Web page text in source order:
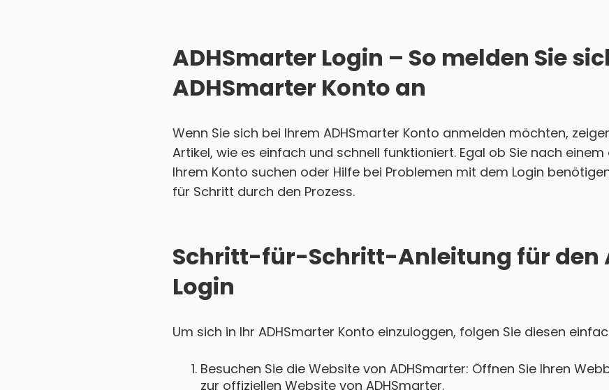
ADHSmarter Login – So melden Sie
ADHSmarter Konto an
Wenn Sie sich bei Ihrem ADHSmarter Konto anmelden möchten,
Artikel, wie es einfach und schnell funktioniert. Egal ob Sie nach
Ihrem Konto suchen oder Hilfe bei Problemen mit dem Login
für Schritt durch den Prozess.
Schritt-für-Schritt-Anleitung für den
Login
Um sich in Ihr ADHSmarter Konto einzuloggen, folgen Sie diesen
Besuchen Sie die Website von ADHSmarter: Öffnen Sie Ihren
zur offiziellen Website von ADHSmarter.